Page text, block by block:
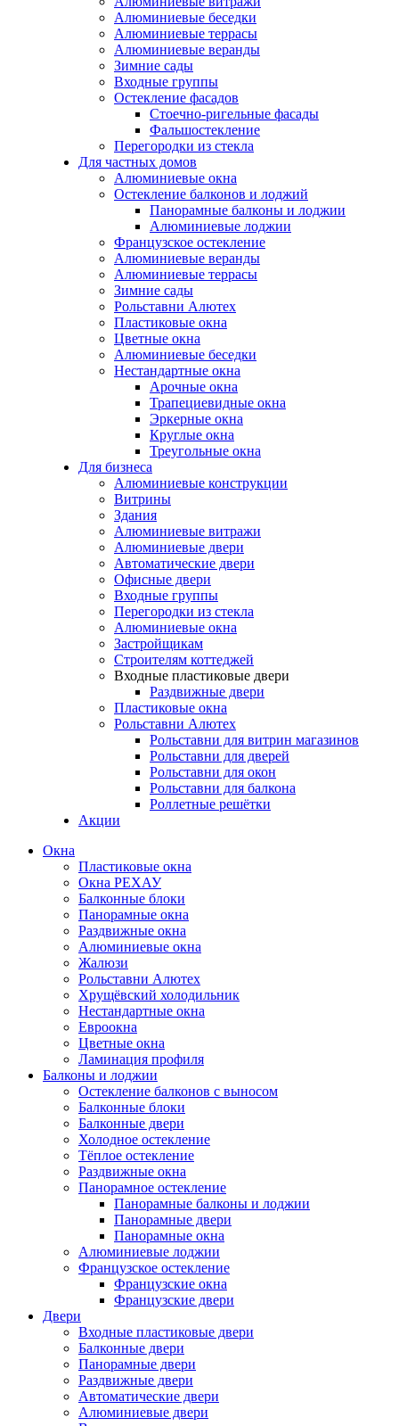
Алюминиевые беседки
Алюминиевые террасы
Алюминиевые веранды
Зимние сады
Входные группы
Остекление фасадов
Стоечно-ригельные фасады
Фальшостекление
Перегородки из стекла
Для частных домов
Алюминиевые окна
Остекление балконов и лоджий
Панорамные балконы и лоджии
Алюминиевые лоджии
Французское остекление
Алюминиевые веранды
Алюминиевые террасы
Зимние сады
Рольставни Алютех
Пластиковые окна
Цветные окна
Алюминиевые беседки
Нестандартные окна
Арочные окна
Трапециевидные окна
Эркерные окна
Круглые окна
Треугольные окна
Для бизнеса
Алюминиевые конструкции
Витрины
Здания
Алюминиевые витражи
Алюминиевые двери
Автоматические двери
Офисные двери
Входные группы
Перегородки из стекла
Алюминиевые окна
Застройщикам
Строителям коттеджей
Входные пластиковые двери
Раздвижные двери
Пластиковые окна
Рольставни Алютех
Рольставни для витрин магазинов
Рольставни для дверей
Рольставни для окон
Рольставни для балкона
Роллетные решётки
Акции
Окна
Пластиковые окна
Окна РЕХАУ
Балконные блоки
Панорамные окна
Раздвижные окна
Алюминиевые окна
Жалюзи
Рольставни Алютех
Хрущёвский холодильник
Нестандартные окна
Евроокна
Цветные окна
Ламинация профиля
Балконы и лоджии
Остекление балконов с выносом
Балконные блоки
Балконные двери
Холодное остекление
Тёплое остекление
Раздвижные окна
Панорамное остекление
Панорамные балконы и лоджии
Панорамные двери
Панорамные окна
Алюминиевые лоджии
Французское остекление
Французские окна
Французские двери
Двери
Входные пластиковые двери
Балконные двери
Панорамные двери
Раздвижные двери
Автоматические двери
Алюминиевые двери